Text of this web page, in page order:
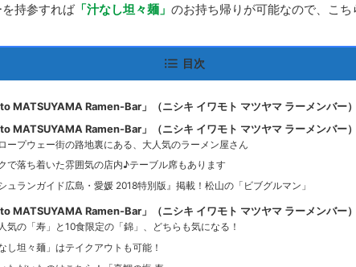
持参すれば「汁なし坦々麺」 のお持ち帰りが可能なので、こち
目次
MATSUYAMA Ramen-Bar」（ニシキ イワモト マツヤマ ラーメンバー
MATSUYAMA Ramen-Bar」（ニシキ イワモト マツヤマ ラーメンバー
ープウェー街の路地裏にある、大人気のラーメン屋さん
で落ち着いた雰囲気の店内♪テーブル席もあります
シュランガイド広島・愛媛 2018特別版』掲載！松山の「ビブグルマン」
MATSUYAMA Ramen-Bar」（ニシキ イワモト マツヤマ ラーメンバー
気の「寿」と10食限定の「錦」、どちらも気になる！
なし坦々麺」はテイクアウトも可能！